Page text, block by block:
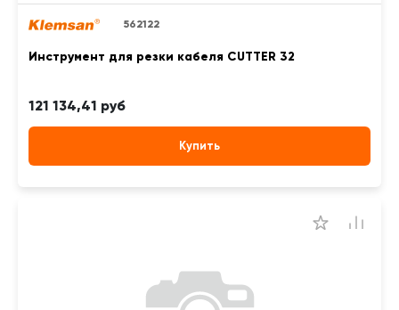
562122
Инструмент для резки кабеля CUTTER 32
121 134,41 руб
Купить